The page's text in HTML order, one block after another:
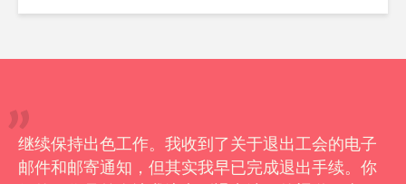
继续保持出色工作。我收到了关于退出工会的电子
邮件和邮寄通知，但其实我早已完成退出手续。你